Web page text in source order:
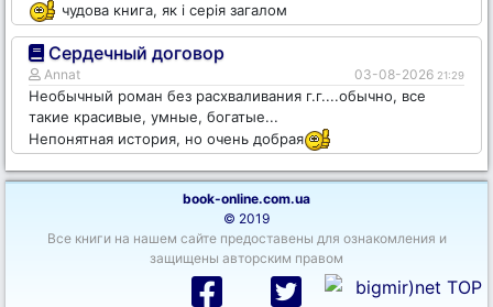
чудова книга, як і серія загалом
Сердечный договор
Annat 03-08-2026 21:29
Необычный роман без расхваливания г.г....обычно, все
такие красивые, умные, богатые...
Непонятная история, но очень добрая
book-online.com.ua
© 2019
Все книги на нашем сайте предоставены для ознакомления и
защищены авторским правом